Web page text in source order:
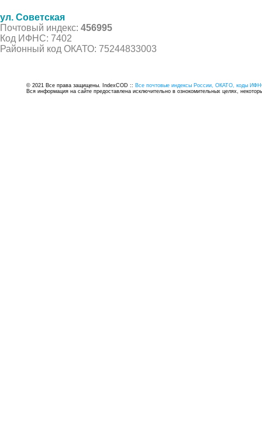
ул. Советская
Почтовый индекс: 456995
Код ИФНС: 7402
Районный код ОКАТО: 75244833003
© 2021 Все права защищены. IndexCOD :: Все почтовые индексы России, ОКАТО, коды
Вся информация на сайте предоставлена исключительно в ознокомительных целях,